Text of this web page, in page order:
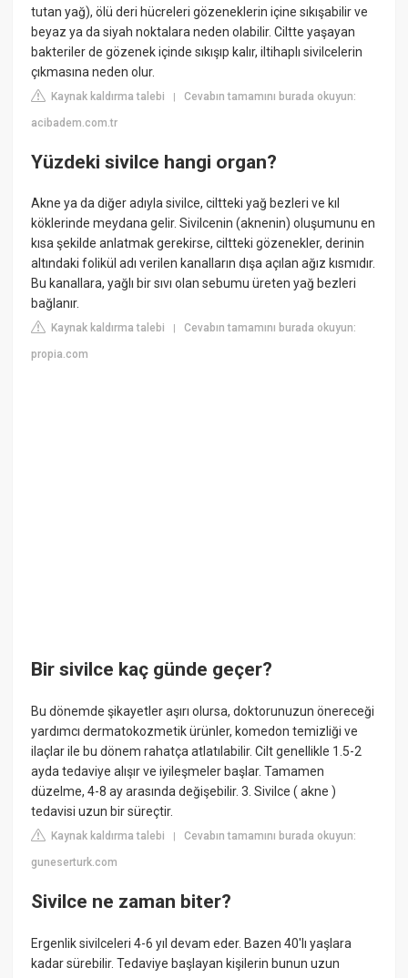
tutan yağ), ölü deri hücreleri gözeneklerin içine sıkışabilir ve
beyaz ya da siyah noktalara neden olabilir. Ciltte yaşayan
bakteriler de gözenek içinde sıkışıp kalır, iltihaplı sivilcelerin
çıkmasına neden olur.
Kaynak kaldırma talebi |Cevabın tamamını burada okuyun:
acibadem.com.tr
Yüzdeki sivilce hangi organ?
Akne ya da diğer adıyla sivilce, ciltteki yağ bezleri ve kıl
köklerinde meydana gelir. Sivilcenin (aknenin) oluşumunu en
kısa şekilde anlatmak gerekirse, ciltteki gözenekler, derinin
altındaki folikül adı verilen kanalların dışa açılan ağız kısmıdır.
Bu kanallara, yağlı bir sıvı olan sebumu üreten yağ bezleri
bağlanır.
Kaynak kaldırma talebi |Cevabın tamamını burada okuyun:
propia.com
Bir sivilce kaç günde geçer?
Bu dönemde şikayetler aşırı olursa, doktorunuzun önereceği
yardımcı dermatokozmetik ürünler, komedon temizliği ve
ilaçlar ile bu dönem rahatça atlatılabilir. Cilt genellikle 1.5-2
ayda tedaviye alışır ve iyileşmeler başlar. Tamamen
düzelme, 4-8 ay arasında değişebilir. 3. Sivilce ( akne )
tedavisi uzun bir süreçtir.
Kaynak kaldırma talebi |Cevabın tamamını burada okuyun:
guneserturk.com
Sivilce ne zaman biter?
Ergenlik sivilceleri 4-6 yıl devam eder. Bazen 40'lı yaşlara
kadar sürebilir. Tedaviye başlayan kişilerin bunun uzun